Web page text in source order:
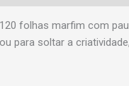
folhas marfim com
para soltar a